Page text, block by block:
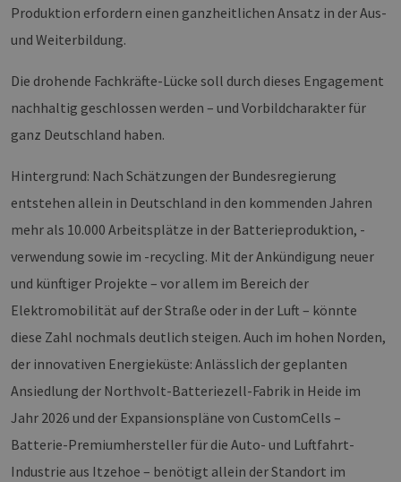
Produktion erfordern einen ganzheitlichen Ansatz in der Aus-
und Weiterbildung.
Die drohende Fachkräfte-Lücke soll durch dieses Engagement
nachhaltig geschlossen werden – und Vorbildcharakter für
ganz Deutschland haben.
Hintergrund: Nach Schätzungen der Bundesregierung
entstehen allein in Deutschland in den kommenden Jahren
mehr als 10.000 Arbeitsplätze in der Batterieproduktion, -
verwendung sowie im -recycling. Mit der Ankündigung neuer
und künftiger Projekte – vor allem im Bereich der
Elektromobilität auf der Straße oder in der Luft – könnte
diese Zahl nochmals deutlich steigen. Auch im hohen Norden,
der innovativen Energieküste: Anlässlich der geplanten
Ansiedlung der Northvolt-Batteriezell-Fabrik in Heide im
Jahr 2026 und der Expansionspläne von CustomCells –
Batterie-Premiumhersteller für die Auto- und Luftfahrt-
Industrie aus Itzehoe – benötigt allein der Standort im